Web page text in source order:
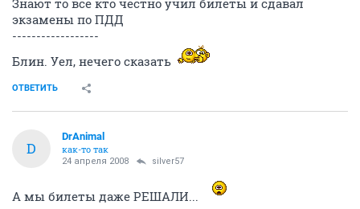
экзамены по ПДД
------------------
Блин. Уел, нечего сказать
ОТВЕТИТЬ
D
DrAnimal
как-то так
24 апреля 2008 silver57
А мы билеты даже РЕШАЛИ...